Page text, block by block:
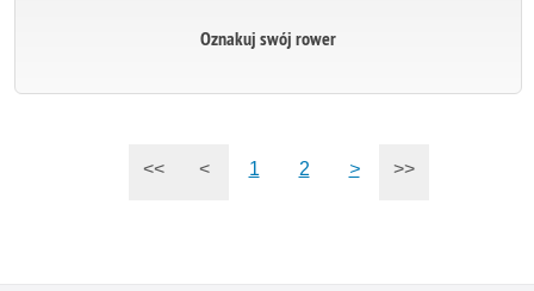
Oznakuj swój rower
<< < 1 2 > >>